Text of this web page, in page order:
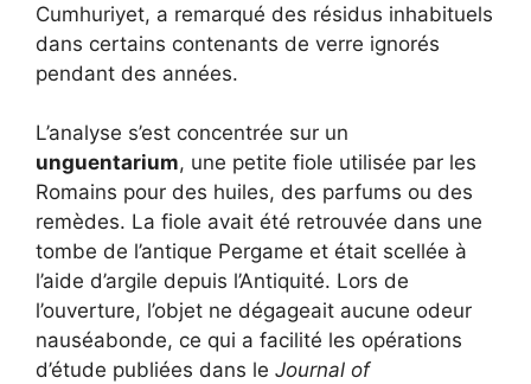
Cumhuriyet, a remarqué des résidus inhabituels
dans certains contenants de verre ignorés
pendant des années.
L’analyse s’est concentrée sur un
unguentarium, une petite fiole utilisée par les
Romains pour des huiles, des parfums ou des
remèdes. La fiole avait été retrouvée dans une
tombe de l’antique Pergame et était scellée à
l’aide d’argile depuis l’Antiquité. Lors de
l’ouverture, l’objet ne dégageait aucune odeur
nauséabonde, ce qui a facilité les opérations
d’étude publiées dans le Journal of